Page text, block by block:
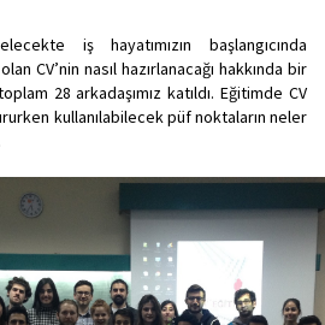
iş hayatımızın başlangıcında
CV’nin nasıl hazırlanacağı hakkında bir
28 arkadaşımız katıldı. Eğitimde CV
kullanılabilecek püf noktaların neler